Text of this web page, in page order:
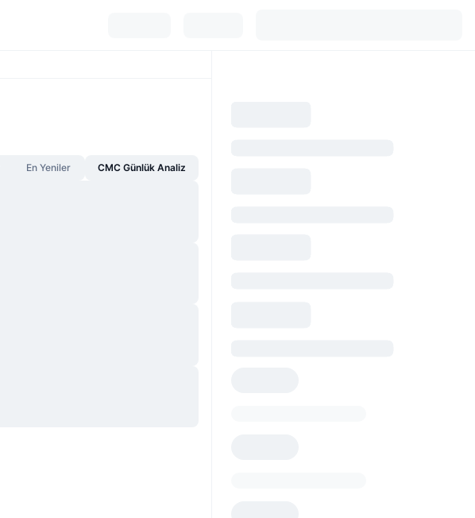
En Yeniler CMC Günlük Analiz